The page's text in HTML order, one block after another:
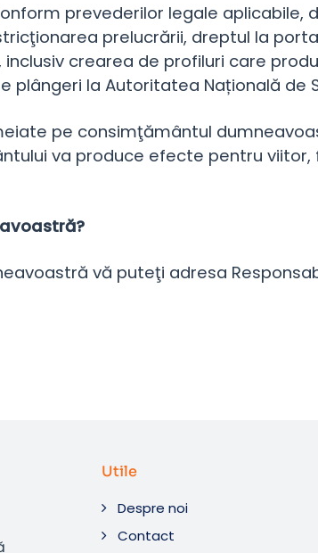
prevederilor legale
prelucrării, dreptul la
crearea de profiluri care
la Autoritatea Națională de
pe consimţământul
va produce efecte pentru
vă puteţi adresa
Utile
Despre noi
Contact